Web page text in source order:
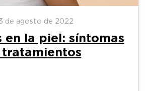
de agosto de 2022
en la piel: síntomas
tratamientos